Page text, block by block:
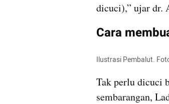
dicuci),” ujar dr.
Cara
Ilustrasi Pembalut.
Tak perlu dicuci
sembarangan,